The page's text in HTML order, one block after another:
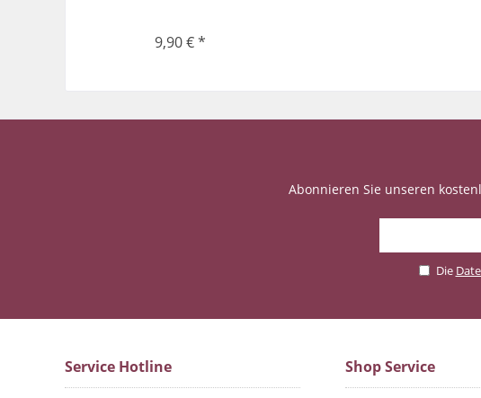
9,90 € *
Abonnieren Sie unseren
Die
Service Hotline Shop Service